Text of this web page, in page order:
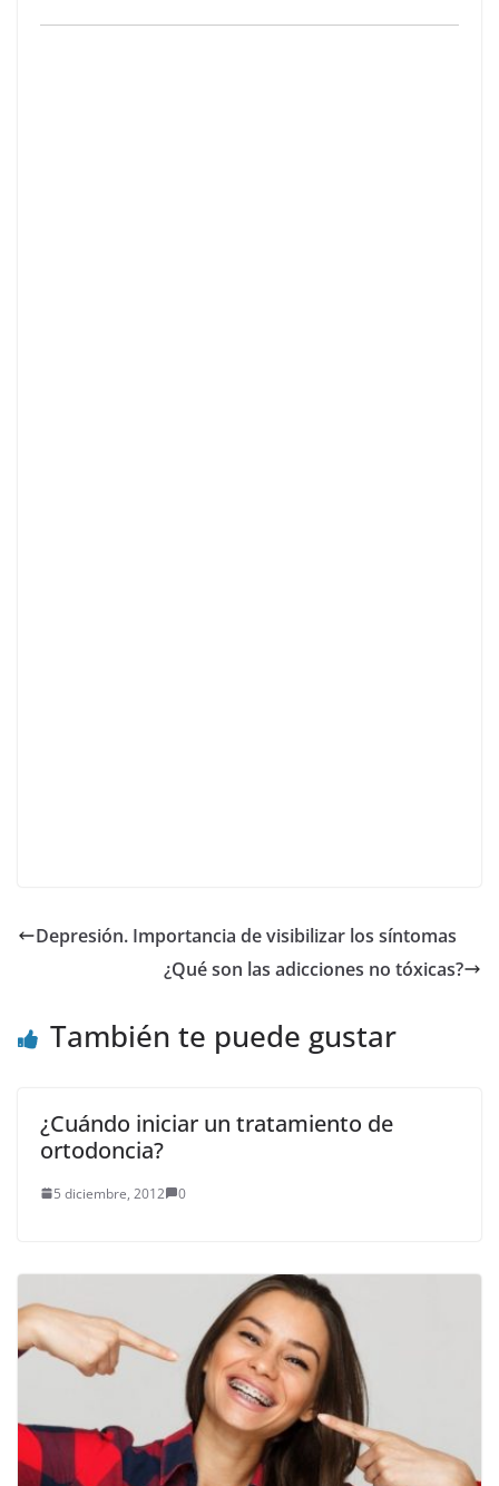
Depresión. Importancia de visibilizar los síntomas
¿Qué son las adicciones no tóxicas?
También te puede gustar
¿Cuándo iniciar un tratamiento de
ortodoncia?
5 diciembre, 2012 0